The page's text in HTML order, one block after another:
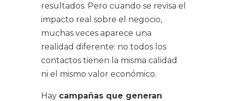
resultados. Pero cuando se revisa el
impacto real sobre el negocio,
muchas veces aparece una
realidad diferente: no todos los
contactos tienen la misma calidad
ni el mismo valor económico.
Hay campañas que generan